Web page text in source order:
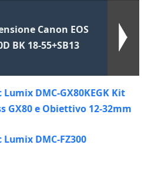
Canon EOS
BK 18-55+SB13
DMC-GX80KEGK Kit
GX80 e Obiettivo 12-32mm
DMC-FZ300